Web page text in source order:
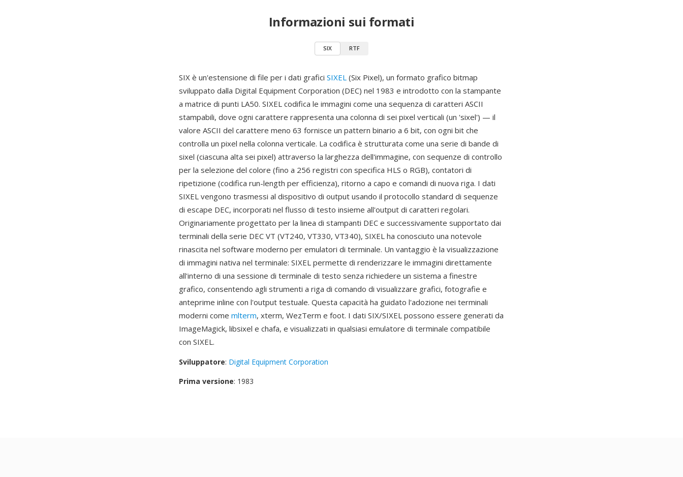
Informazioni sui formati
SIX RTF
SIX è un'estensione di file per i dati grafici SIXEL (Six Pixel), un formato grafico bitmap
sviluppato dalla Digital Equipment Corporation (DEC) nel 1983 e introdotto con la stampante
a matrice di punti LA50. SIXEL codifica le immagini come una sequenza di caratteri ASCII
stampabili, dove ogni carattere rappresenta una colonna di sei pixel verticali (un 'sixel') — il
valore ASCII del carattere meno 63 fornisce un pattern binario a 6 bit, con ogni bit che
controlla un pixel nella colonna verticale. La codifica è strutturata come una serie di bande di
sixel (ciascuna alta sei pixel) attraverso la larghezza dell'immagine, con sequenze di controllo
per la selezione del colore (fino a 256 registri con specifica HLS o RGB), contatori di
ripetizione (codifica run-length per efficienza), ritorno a capo e comandi di nuova riga. I dati
SIXEL vengono trasmessi al dispositivo di output usando il protocollo standard di sequenze
di escape DEC, incorporati nel flusso di testo insieme all'output di caratteri regolari.
Originariamente progettato per la linea di stampanti DEC e successivamente supportato dai
terminali della serie DEC VT (VT240, VT330, VT340), SIXEL ha conosciuto una notevole
rinascita nel software moderno per emulatori di terminale. Un vantaggio è la visualizzazione
di immagini nativa nel terminale: SIXEL permette di renderizzare le immagini direttamente
all'interno di una sessione di terminale di testo senza richiedere un sistema a finestre
grafico, consentendo agli strumenti a riga di comando di visualizzare grafici, fotografie e
anteprime inline con l'output testuale. Questa capacità ha guidato l'adozione nei terminali
moderni come mlterm, xterm, WezTerm e foot. I dati SIX/SIXEL possono essere generati da
ImageMagick, libsixel e chafa, e visualizzati in qualsiasi emulatore di terminale compatibile
con SIXEL.
Sviluppatore: Digital Equipment Corporation
Prima versione: 1983